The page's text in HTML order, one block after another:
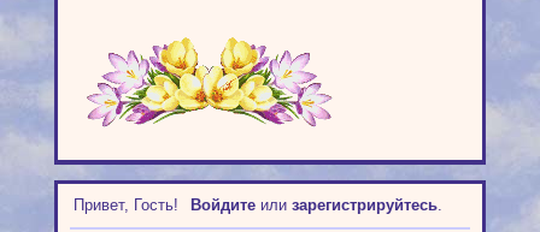
Привет, Гость! Войдитеили зарегистрируйтесь.